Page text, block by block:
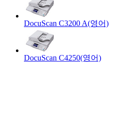
DocuScan C3200 A(영어)
DocuScan C4250(영어)